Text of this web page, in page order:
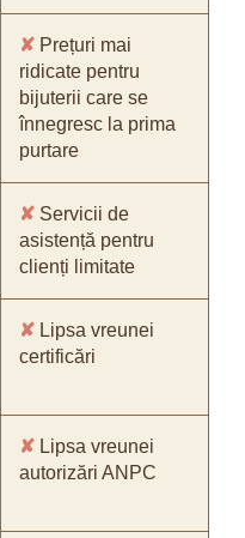
✘ Prețuri mai
ridicate pentru
bijuterii care se
înnegresc la prima
purtare
✘ Servicii de
asistență pentru
clienți limitate
✘ Lipsa vreunei
certificări
✘ Lipsa vreunei
autorizări ANPC